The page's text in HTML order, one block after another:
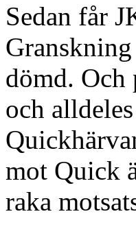
Sedan får
dömd.
och
mot Quick
raka